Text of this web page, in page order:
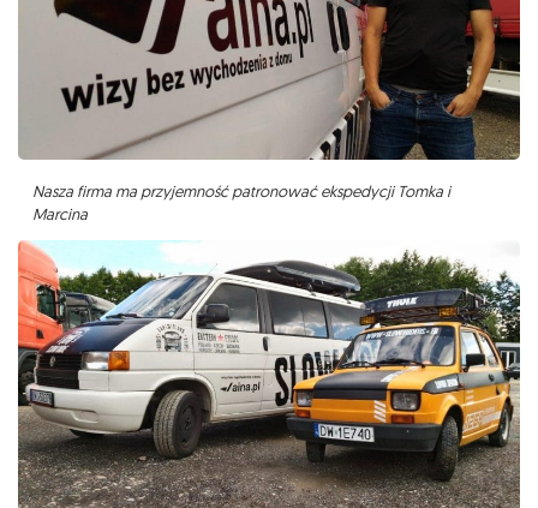
Nasza firma ma przyjemność patronować ekspedycji Tomka i
Marcina